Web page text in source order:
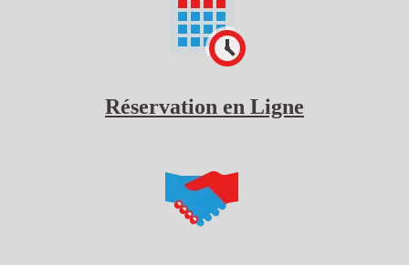
Réservation en Ligne